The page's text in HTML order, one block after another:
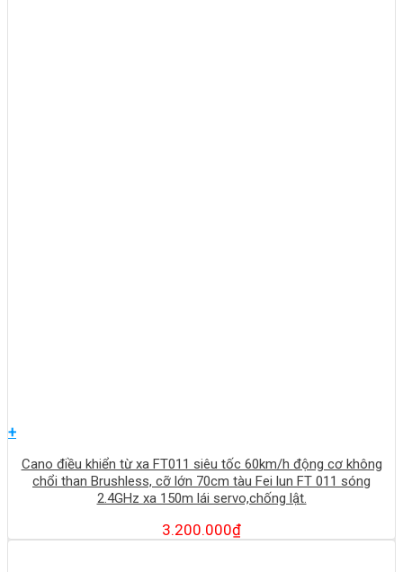
+
Cano điều khiển từ xa FT011 siêu tốc 60km/h động cơ không
chổi than Brushless, cỡ lớn 70cm tàu Fei lun FT 011 sóng
2.4GHz xa 150m lái servo,chống lật.
3.200.000₫